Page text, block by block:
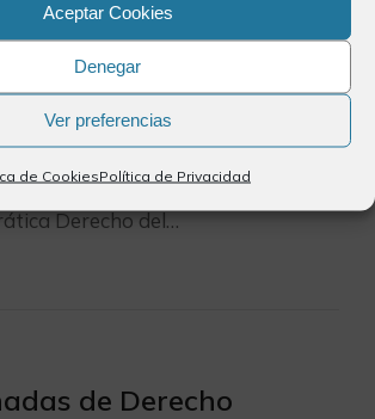
Aceptar Cookies
Denegar
Ver preferencias
de CookiesPolítica de Privacidad
de Derecho
DE LAS
INCAPACIDAD
por Yolanda Cano
Derecho del…
de Derecho